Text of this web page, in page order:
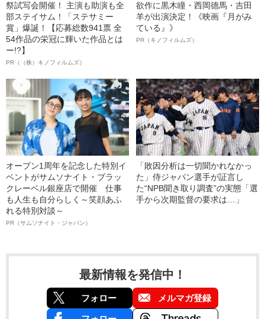
祭試写会開催！ 主演も助演も全
部ステイサム！「ステサミー
賞」爆誕！【応募総数941票 全
54作品の栄冠に輝いた作品とは
ー!?】
PR（（株）キノフィルムズ）
欲作に黒木瞳・西岡德馬・吉田
羊が出演決定！《映画『月がみ
ている』》
PR（キノフィルムズ）
オープン1周年を記念した特別イ
ベントがサムソナイト・ブラッ
クレーベル銀座店で開催 仕事
も人生も自分らしく～笑顔あふ
れる特別対談～
PR（サムソナイト・ジャパン）
「敗因分析は一切聞かれなかっ
た」侍ジャパン選手が証言し
た“NPB聞き取り調査”の実態「選
手から次期監督の要求は…」
最新情報を発信中！
フォロー メルマガ登録